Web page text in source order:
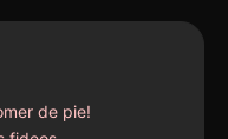
de pie!